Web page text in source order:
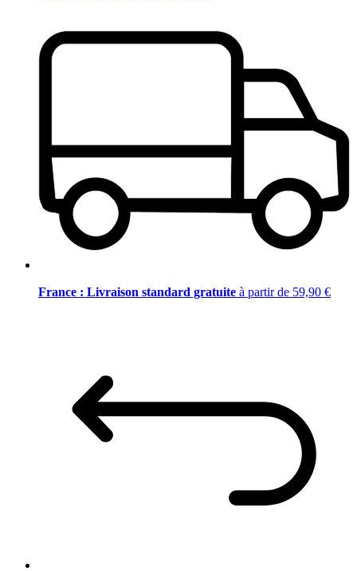
France : Livraison standard gratuite à partir de 59,90 €